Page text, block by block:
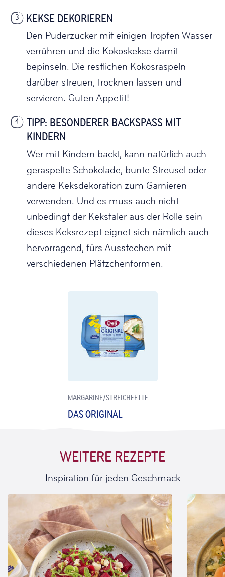
3 KEKSE DEKORIEREN
Den Puderzucker mit einigen Tropfen Wasser
verrühren und die Kokoskekse damit
bepinseln. Die restlichen Kokosraspeln
darüber streuen, trocknen lassen und
servieren. Guten Appetit!
4
TIPP: BESONDERER BACKSPASS MIT K
INDERN
Wer mit Kindern backt, kann natürlich auch
geraspelte Schokolade, bunte Streusel oder
andere Keksdekoration zum Garnieren
verwenden. Und es muss auch nicht
unbedingt der Kekstaler aus der Rolle sein –
dieses Keksrezept eignet sich nämlich auch
hervorragend, fürs Ausstechen mit
verschiedenen Plätzchenformen.
MARGARINE/STREICHFETTE
DAS ORIGINAL
WEITERE REZEPTE
Inspiration für jeden Geschmack